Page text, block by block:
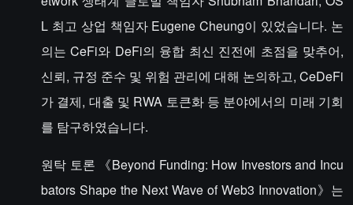
L 최고 상업 책임자 Eugene Cheung이 있었습니다. 논
의는 CeFi와 DeFi의 융합 최신 진전에 초점을 맞추어,
신뢰, 규정 준수 및 위험 관리에 대해 논의하고, CeDeFi
가 결제, 대출 및 RWA 토큰화 등 분야에서의 미래 기회
를 탐구하였습니다.
원탁 토론 《Beyond Funding: How Investors and Incu
bators Shape the Next Wave of Web3 Innovation》는